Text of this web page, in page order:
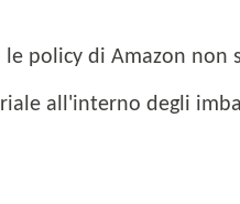
policy di Amazon non
all'interno degli